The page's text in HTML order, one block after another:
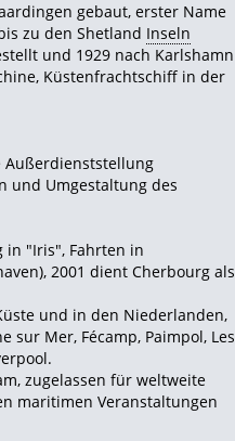
gebaut, erster Name
zu den Shetland Inseln
und 1929 nach Karlshamn
Küstenfrachtschiff in der
Außerdienststellung
und Umgestaltung des
in "Iris", Fahrten in
2001 dient Cherbourg als
und in den Niederlanden,
sur Mer, Fécamp, Paimpol, Les
zugelassen für weltweite
maritimen Veranstaltungen